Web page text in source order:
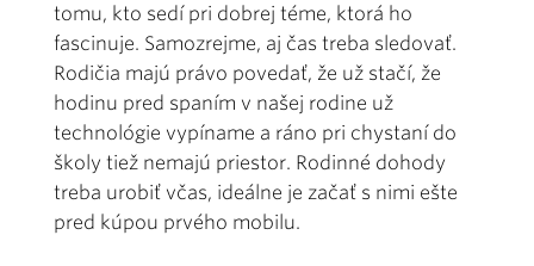
tomu, kto sedí pri dobrej téme, ktorá ho
fascinuje. Samozrejme, aj čas treba sledovať.
Rodičia majú právo povedať, že už stačí, že
hodinu pred spaním v našej rodine už
technológie vypíname a ráno pri chystaní do
školy tiež nemajú priestor. Rodinné dohody
treba urobiť včas, ideálne je začať s nimi ešte
pred kúpou prvého mobilu.